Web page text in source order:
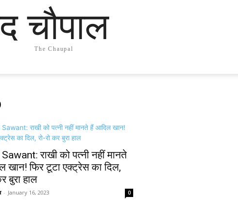
चौपाल
The Chaupal
राखी को पत्नी नहीं मानते
खान! फिर टूटा एक्ट्रेस का दिल,
बुरा हाल
- January 16, 2023 0